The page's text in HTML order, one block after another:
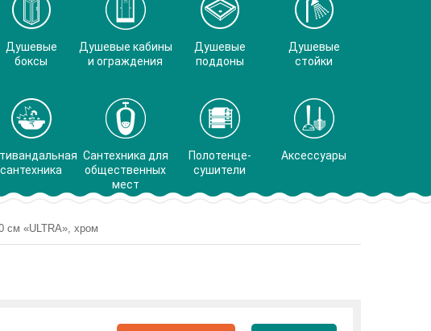
Душевые
боксы
Душевые кабины
и ограждения
Душевые
поддоны
Душевые
стойки
сантехника
Сантехника для
общественных
мест
Полотенце-
сушители
Аксессуары
см «ULTRA», хром